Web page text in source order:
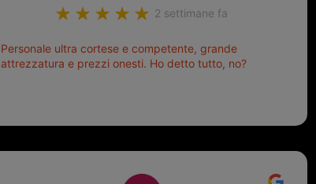
2 settimane fa
Personale ultra cortese e competente, grande
attrezzatura e prezzi onesti. Ho detto tutto, no?